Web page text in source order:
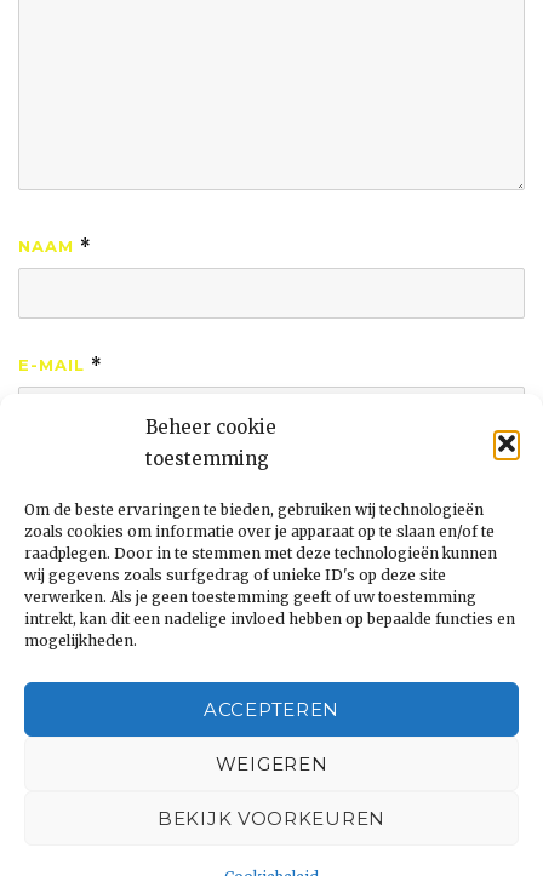
Beheer cookie
toestemming
Om de beste ervaringen te bieden, gebruiken wij technologieën
zoals cookies om informatie over je apparaat op te slaan en/of te
raadplegen. Door in te stemmen met deze technologieën kunnen
wij gegevens zoals surfgedrag of unieke ID's op deze site
verwerken. Als je geen toestemming geeft of uw toestemming
intrekt, kan dit een nadelige invloed hebben op bepaalde functies en
mogelijkheden.
ACCEPTEREN
WEIGEREN
BEKIJK VOORKEUREN
NAAM *
E-MAIL *
Bericht
navigatie
PUBLISHED IN
Bestuur van het park